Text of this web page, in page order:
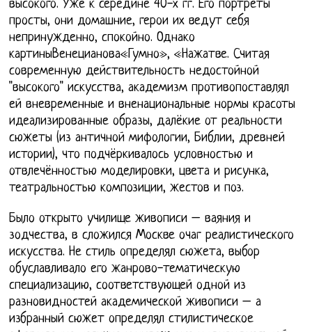
высокого. Уже к середине 40-х гг. Его портреты
просты, они домашние, герои их ведут себя
непринужденно, спокойно. Однако
картиныВенецианова«Гумно», «Нажатве. Считая
современную действительность недостойной
"высокого" искусства, академизм противопоставлял
ей вневременные и вненациональные нормы красоты
идеализированные образы, далёкие от реальности
сюжеты (из античной мифологии, Библии, древней
истории), что подчёркивалось условностью и
отвлечённостью моделировки, цвета и рисунка,
театральностью композиции, жестов и поз.
Было открыто училище живописи – ваяния и
зодчества, в сложился Москве очаг реалистического
искусства. Не стиль определял сюжета, выбор
обуславливало его жанрово-тематическую
специализацию, соответствующей одной из
разновидностей академической живописи – а
избранный сюжет определял стилистическое